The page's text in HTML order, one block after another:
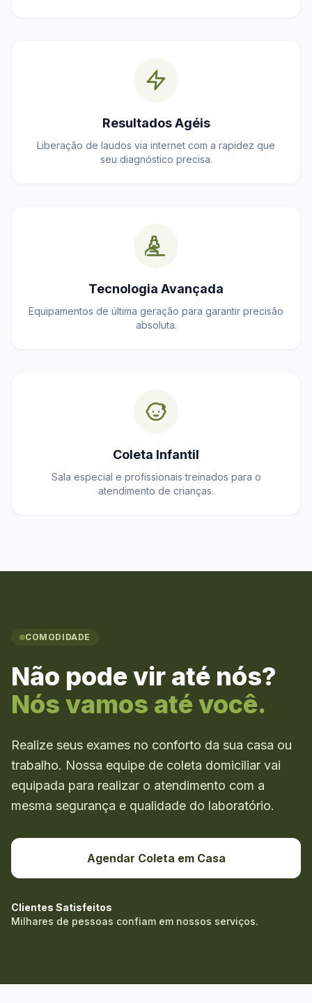
Resultados Agéis
Liberação de laudos via internet com a rapidez que
seu diagnóstico precisa.
Tecnologia Avançada
Equipamentos de última geração para garantir precisão
absoluta.
Coleta Infantil
Sala especial e profissionais treinados para o
atendimento de crianças.
COMODIDADE
Não pode vir até nós?
Nós vamos até você.
Realize seus exames no conforto da sua casa ou
trabalho. Nossa equipe de coleta domiciliar vai
equipada para realizar o atendimento com a
mesma segurança e qualidade do laboratório.
Agendar Coleta em Casa
Clientes Satisfeitos
Milhares de pessoas confiam em nossos serviços.